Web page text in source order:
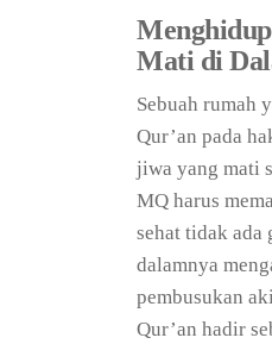
Mati di
Sebuah rumah
Qur’an pada
jiwa yang mati
MQ harus
sehat tidak
dalamnya
pembusukan
Qur’an hadir